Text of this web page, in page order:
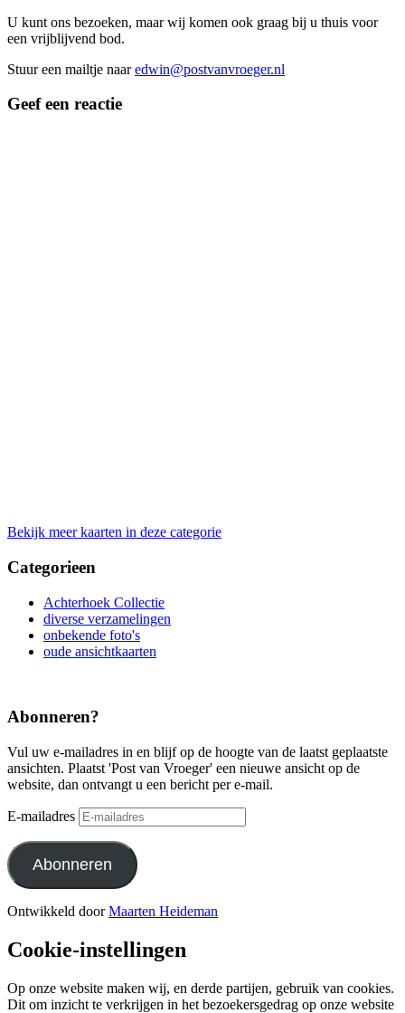
U kunt ons bezoeken, maar wij komen ook graag bij u thuis voor
een vrijblijvend bod.
Stuur een mailtje naaredwin@postvanvroeger.nl
Geef een reactie
Bekijk meer kaarten in deze categorie
Categorieen
Achterhoek Collectie
diverse verzamelingen
onbekende foto's
oude ansichtkaarten
Abonneren?
Vul uw e-mailadres in en blijf op de hoogte van de laatst geplaatste
ansichten. Plaatst 'Post van Vroeger' een nieuwe ansicht op de
website, dan ontvangt u een bericht per e-mail.
E-mailadres
Abonneren
Ontwikkeld doorMaarten Heideman
Cookie-instellingen
Op onze website maken wij, en derde partijen, gebruik van cookies.
Dit om inzicht te verkrijgen in het bezoekersgedrag op onze website